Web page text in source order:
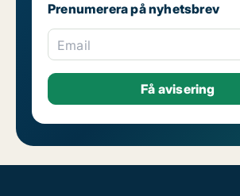
Prenumerera på nyhetsbrev
Email